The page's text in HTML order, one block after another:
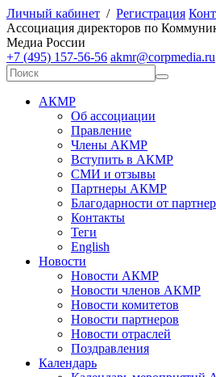
Личный кабинет / Регистрация
Ассоциация директоров по К
Медиа России
+7 (495) 157-56-56 akmr@corpmedia.ru
АКМР
Об ассоциации
Правление
Члены АКМР
Вступить в АКМР
СМИ и отзывы
Партнеры АКМР
Благодарности от
Контакты
Теги
English
Новости
Новости АКМР
Новости членов АКМР
Новости комитетов
Новости партнеров
Новости отраслей
Поздравления
Календарь